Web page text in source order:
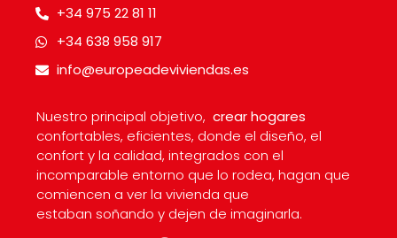
+34 975 22 81 11
+34 638 958 917
info@europeadeviviendas.es
Nuestro principal objetivo, crear hogares
confortables, eficientes, donde el diseño, el
confort y la calidad, integrados con el
incomparable entorno que lo rodea, hagan que
comiencen a ver la vivienda que
estaban soñando y dejen de imaginarla.